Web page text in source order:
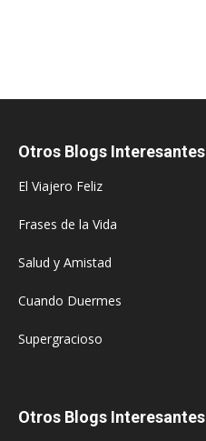
Otros Blogs Interesantes
El Viajero Feliz
Frases de la Vida
Salud y Amistad
Cuando Duermes
Supergracioso
Otros Blogs Interesantes